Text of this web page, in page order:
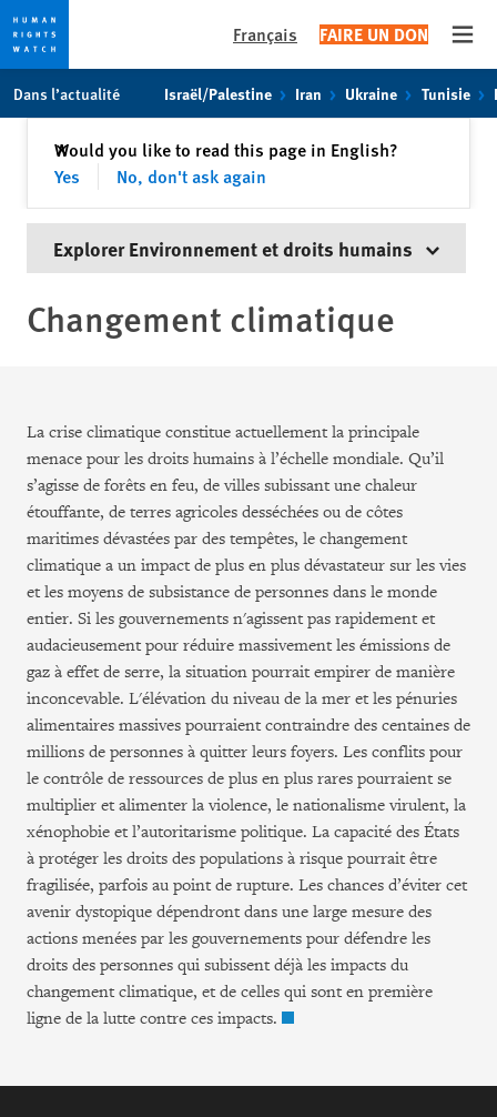
toto
content
Français FAIRE UN DON
Dans l’actualité Israël/Palestine Iran Ukraine Tunisie
Would you like to read this page in English?
Yes
No, don't ask again
✕Fermer
Explorer Environnement et droits humains
Changement climatique
La crise climatique constitue actuellement la principale
menace pour les droits humains à l’échelle mondiale. Qu’il
s’agisse de forêts en feu, de villes subissant une chaleur
étouffante, de terres agricoles desséchées ou de côtes
maritimes dévastées par des tempêtes, le changement
climatique a un impact de plus en plus dévastateur sur les vies
et les moyens de subsistance de personnes dans le monde
entier. Si les gouvernements n'agissent pas rapidement et
audacieusement pour réduire massivement les émissions de
gaz à effet de serre, la situation pourrait empirer de manière
inconcevable. L'élévation du niveau de la mer et les pénuries
alimentaires massives pourraient contraindre des centaines de
millions de personnes à quitter leurs foyers. Les conflits pour
le contrôle de ressources de plus en plus rares pourraient se
multiplier et alimenter la violence, le nationalisme virulent, la
xénophobie et l’autoritarisme politique. La capacité des États
à protéger les droits des populations à risque pourrait être
fragilisée, parfois au point de rupture. Les chances d’éviter cet
avenir dystopique dépendront dans une large mesure des
actions menées par les gouvernements pour défendre les
droits des personnes qui subissent déjà les impacts du
changement climatique, et de celles qui sont en première
ligne de la lutte contre ces impacts.